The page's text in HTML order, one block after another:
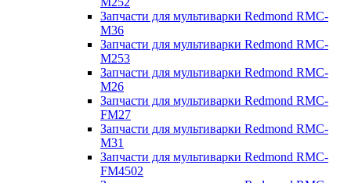
Запчасти для мультиварки Redmond RMC-
M36
Запчасти для мультиварки Redmond RMC-
M253
Запчасти для мультиварки Redmond RMC-
M26
Запчасти для мультиварки Redmond RMC-
FM27
Запчасти для мультиварки Redmond RMC-
M31
Запчасти для мультиварки Redmond RMC-
FM4502